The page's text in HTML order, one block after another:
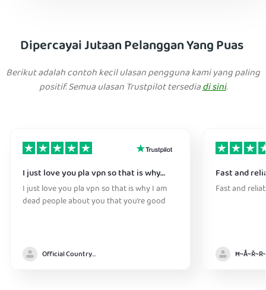
Dipercayai Jutaan Pelanggan Yang Puas
Berikut adalah contoh kecil ulasan pengguna kami yang paling
positif. Semua ulasan Trustpilot tersediadi sini.
I just love you pla vpn so that is why…
I just love you pla vpn so that is why I am
dead people about you that you’re good
Official Country model
Fast and
Fast and